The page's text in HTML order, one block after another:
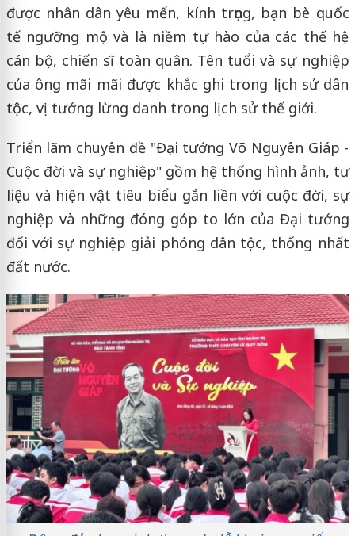
được nhân dân yêu mến, kính trọng, bạn bè quốc
tế ngưỡng mộ và là niềm tự hào của các thế hệ
cán bộ, chiến sĩ toàn quân. Tên tuổi và sự nghiệp
của ông mãi mãi được khắc ghi trong lịch sử dân
tộc, vị tướng lừng danh trong lịch sử thế giới.
Triển lãm chuyên đề "Đại tướng Võ Nguyên Giáp -
Cuộc đời và sự nghiệp" gồm hệ thống hình ảnh, tư
liệu và hiện vật tiêu biểu gắn liền với cuộc đời, sự
nghiệp và những đóng góp to lớn của Đại tướng
đối với sự nghiệp giải phóng dân tộc, thống nhất
đất nước.